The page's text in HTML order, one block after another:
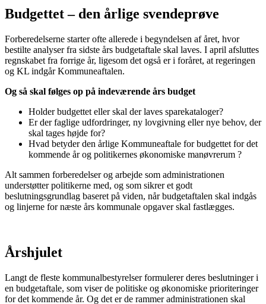
Budgettet – den årlige svendeprøve
Forberedelserne starter ofte allerede i begyndelsen af året, hvor
bestilte analyser fra sidste års budgetaftale skal laves. I april afsluttes
regnskabet fra forrige år, ligesom det også er i foråret, at regeringen
og KL indgår Kommuneaftalen.
Og så skal følges op på indeværende års budget
Holder budgettet eller skal der laves sparekataloger?
Er der faglige udfordringer, ny lovgivning eller nye behov, der
skal tages højde for?
Hvad betyder den årlige Kommuneaftale for budgettet for det
kommende år og politikernes økonomiske manøvrerum ?
Alt sammen forberedelser og arbejde som administrationen
understøtter politikerne med, og som sikrer et godt
beslutningsgrundlag baseret på viden, når budgetaftalen skal indgås
og linjerne for næste års kommunale opgaver skal fastlægges.
Årshjulet
Langt de fleste kommunalbestyrelser formulerer deres beslutninger i
en budgetaftale, som viser de politiske og økonomiske prioriteringer
for det kommende år. Og det er de rammer administrationen skal